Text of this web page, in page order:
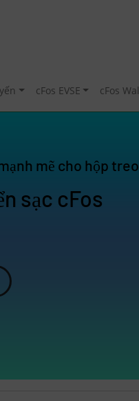
cFos EVSE cFos
mẽ cho hộp
sạc cFos